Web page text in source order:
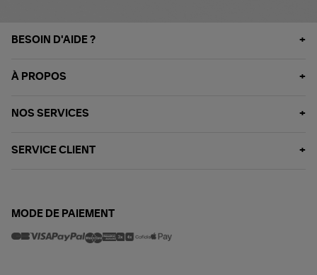
BESOIN D'AIDE ?
À PROPOS
NOS SERVICES
SERVICE CLIENT
MODE DE PAIEMENT